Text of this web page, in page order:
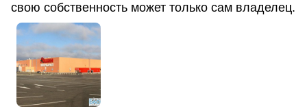
свою собственность может только сам владелец.